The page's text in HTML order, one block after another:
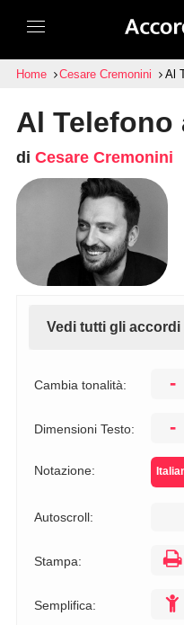
Home Cesare Cremonini Al
Al Telefono
di Cesare Cremonini
Vedi tutti gli accordi
Cambia tonalità: -
Dimensioni Testo: -
Notazione:
Autoscroll:
Stampa:
Semplifica: